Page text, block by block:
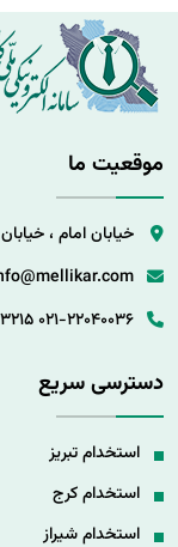
موقعیت ما
خیابان امام ، خیابان
021-22040036
دسترسی سریع
استخدام تبریز
استخدام کرج
استخدام شیراز